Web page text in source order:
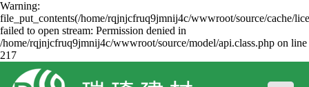
Warning:
file_put_contents(/home/rqjnjcfruq9jmnij4c/wwwroot/source/cache/
failed to open stream: Permission denied in
/home/rqjnjcfruq9jmnij4c/wwwroot/source/model/api.class.php on line
217